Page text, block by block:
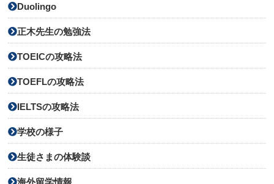
Duolingo
正木先生の勉強法
TOEICの攻略法
TOEFLの攻略法
IELTSの攻略法
学校の様子
生徒さまの体験談
海外留学情報